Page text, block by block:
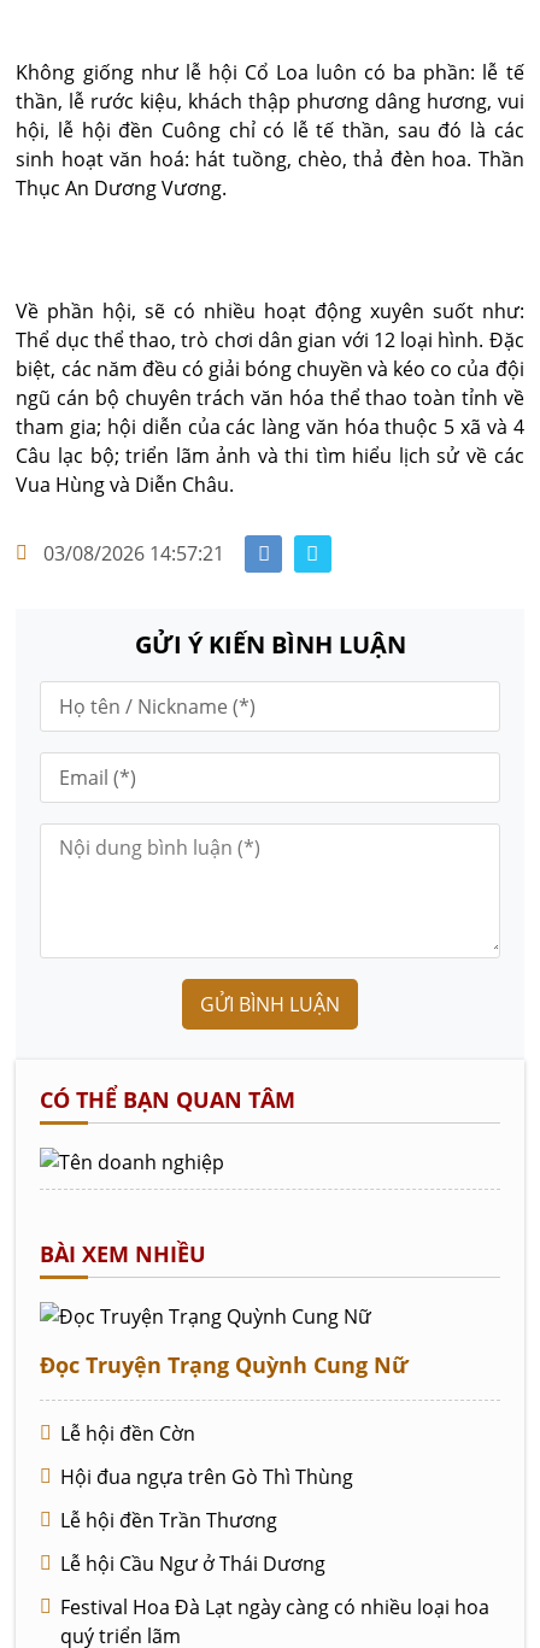
Không giống như lễ hội Cổ Loa luôn có ba phần: lễ tế
thần, lễ rước kiệu, khách thập phương dâng hương, vui
hội, lễ hội đền Cuông chỉ có lễ tế thần, sau đó là các
sinh hoạt văn hoá: hát tuồng, chèo, thả đèn hoa. Thần
Thục An Dương Vương.
Về phần hội, sẽ có nhiều hoạt động xuyên suốt như:
Thể dục thể thao, trò chơi dân gian với 12 loại hình. Đặc
biệt, các năm đều có giải bóng chuyền và kéo co của đội
ngũ cán bộ chuyên trách văn hóa thể thao toàn tỉnh về
tham gia; hội diễn của các làng văn hóa thuộc 5 xã và 4
Câu lạc bộ; triển lãm ảnh và thi tìm hiểu lịch sử về các
Vua Hùng và Diễn Châu.
03/08/2026 14:57:21
GỬI Ý KIẾN BÌNH LUẬN
GỬI BÌNH LUẬN
CÓ THỂ BẠN QUAN TÂM
BÀI XEM NHIỀU
Đọc Truyện Trạng Quỳnh Cung Nữ
Lễ hội đền Cờn
Hội đua ngựa trên Gò Thì Thùng
Lễ hội đền Trần Thương
Lễ hội Cầu Ngư ở Thái Dương
Festival Hoa Đà Lạt ngày càng có nhiều loại hoa
quý triển lãm